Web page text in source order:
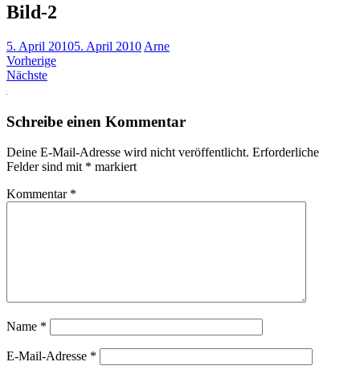
Bild-2
5. April 20105. April 2010 Arne
Vorherige
Nächste
Schreibe einen Kommentar
Deine E-Mail-Adresse wird nicht veröffentlicht. Erforderliche
Felder sind mit * markiert
Kommentar *
Name *
E-Mail-Adresse *